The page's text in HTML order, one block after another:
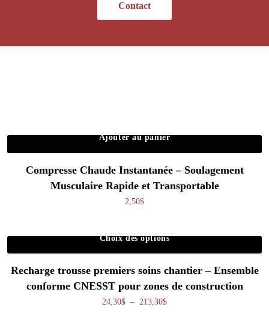
Contact
Ajouter au panier
Compresse Chaude Instantanée – Soulagement
Musculaire Rapide et Transportable
2,50$
Choix des options
Recharge trousse premiers soins chantier – Ensemble
conforme CNESST pour zones de construction
24,30$ – 213,30$Plage de prix : 24,30$ à